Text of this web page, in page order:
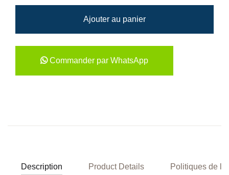
Ajouter au panier
Commander par WhatsApp
Description Product Details Politiques de la